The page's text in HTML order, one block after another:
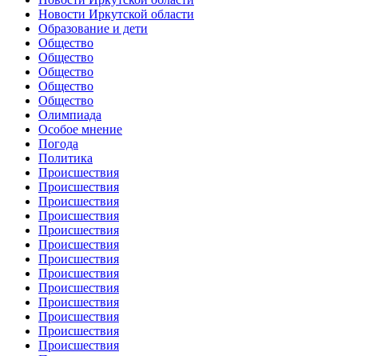
Новости Иркутской области
Образование и дети
Общество
Общество
Общество
Общество
Общество
Олимпиада
Особое мнение
Погода
Политика
Происшествия
Происшествия
Происшествия
Происшествия
Происшествия
Происшествия
Происшествия
Происшествия
Происшествия
Происшествия
Происшествия
Происшествия
Происшествия